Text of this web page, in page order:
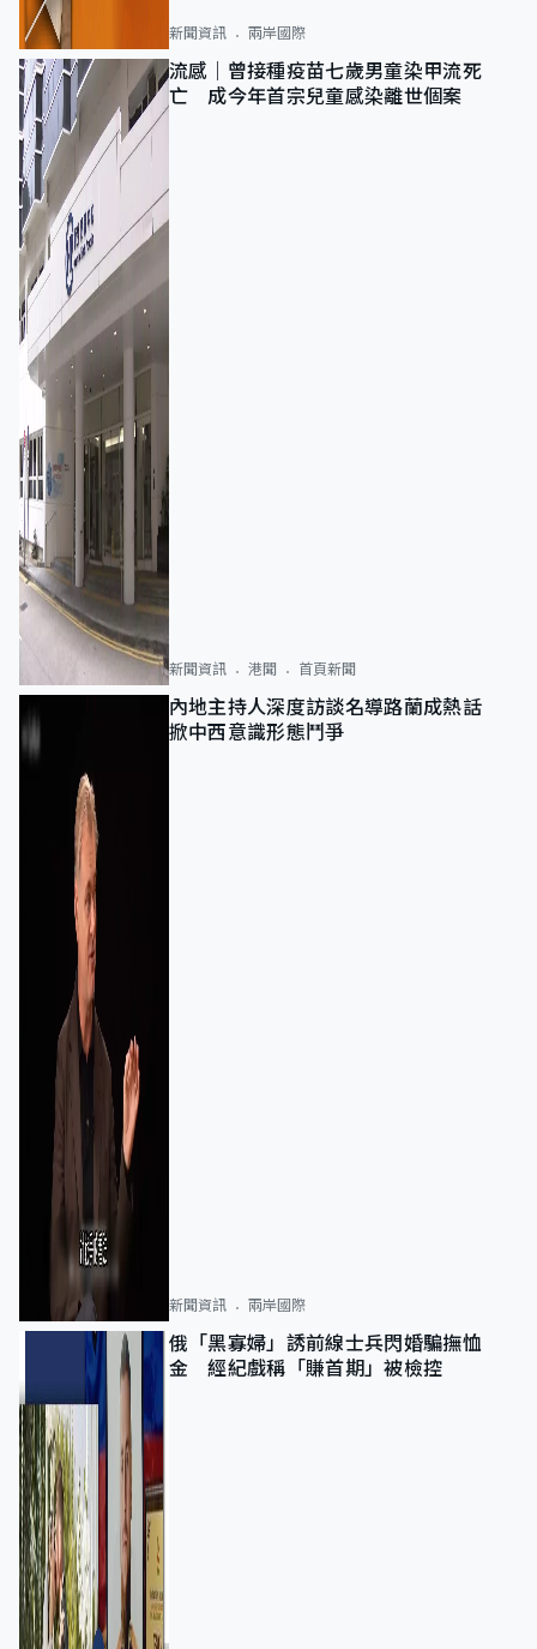
新聞資訊 兩岸國際
流感｜曾接種疫苗七歲男童染甲流死
亡 成今年首宗兒童感染離世個案
新聞資訊 港聞 首頁新聞
內地主持人深度訪談名導路蘭成熱話
掀中西意識形態鬥爭
新聞資訊 兩岸國際
俄「黑寡婦」誘前線士兵閃婚騙撫恤
金 經紀戲稱「賺首期」被檢控